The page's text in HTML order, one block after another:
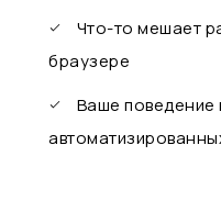
Что-то мешает
браузере
Ваше поведение